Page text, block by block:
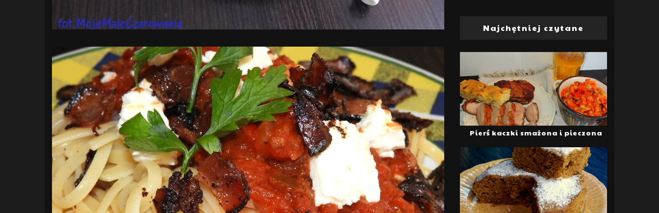
Najchętniej czytane
Pierś kaczki smażona i pieczona